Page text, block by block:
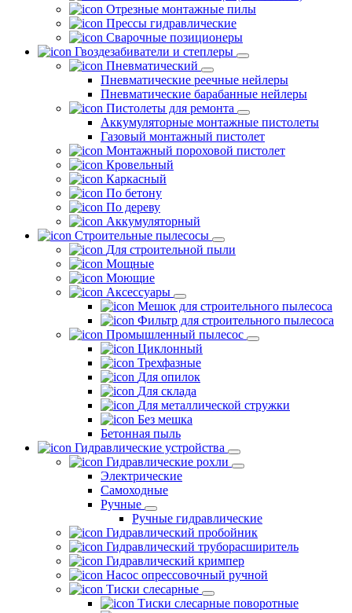
Отрезные монтажные пилы
Прессы гидравлические
Сварочные позиционеры
Гвоздезабиватели и степлеры
Пневматический
Пневматические реечные нейлеры
Пневматические барабанные нейлеры
Пистолеты для ремонта
Аккумуляторные монтажные пистолеты
Газовый монтажный пистолет
Монтажный пороховой пистолет
Кровельный
Каркасный
По бетону
По дереву
Аккумуляторный
Строительные пылесосы
Для строительной пыли
Мощные
Моющие
Аксессуары
Мешок для строительного пылесоса
Фильтр для строительного пылесоса
Промышленный пылесос
Циклонный
Трехфазные
Для опилок
Для склада
Для металлической стружки
Без мешка
Бетонная пыль
Гидравлические устройства
Гидравлические рохли
Электрические
Самоходные
Ручные
Ручные гидравлические
Гидравлический пробойник
Гидравлический труборасширитель
Гидравлический кримпер
Насос опрессовочный ручной
Тиски слесарные
Тиски слесарные поворотные